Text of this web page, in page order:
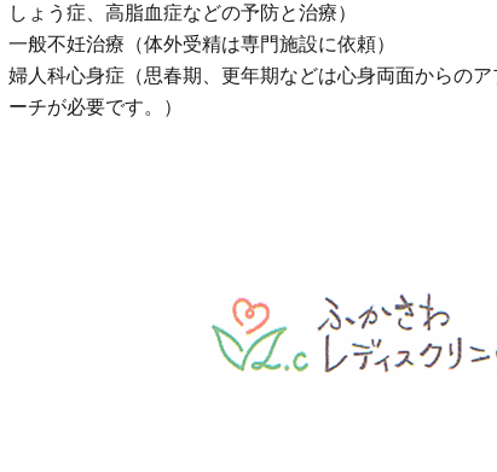
しょう症、高脂血症などの予防と治療）
一般不妊治療（体外受精は専門施設に依頼）
婦人科心身症（思春期、更年期などは心身両面からのア
ーチが必要です。）